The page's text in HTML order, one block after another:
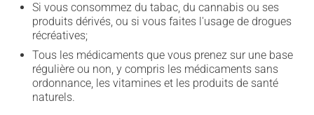
Si vous consommez du tabac, du cannabis ou ses
produits dérivés, ou si vous faites l'usage de drogues
récréatives;
Tous les médicaments que vous prenez sur une base
régulière ou non, y compris les médicaments sans
ordonnance, les vitamines et les produits de santé
naturels.